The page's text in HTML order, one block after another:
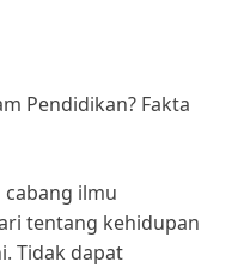
Pendidikan? Fakta
ilmu
tentang kehidupan
Tidak dapat